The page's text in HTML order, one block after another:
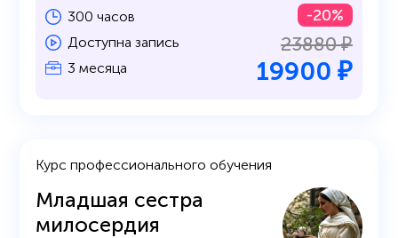
300 часов
Доступна запись
3 месяца
-20%
23880 ₽
19900 ₽
Курс профессионального обучения
Младшая сестра
милосердия